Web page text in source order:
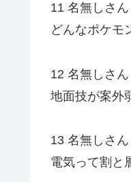
11 名無しさ
どんなポケモ
12 名無しさ
地面技が案外
13 名無しさ
電気って割と